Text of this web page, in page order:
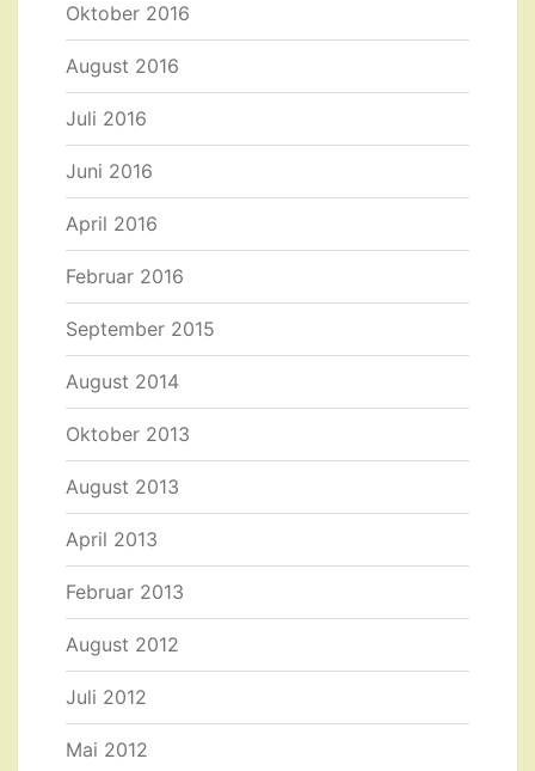
Oktober 2016
August 2016
Juli 2016
Juni 2016
April 2016
Februar 2016
September 2015
August 2014
Oktober 2013
August 2013
April 2013
Februar 2013
August 2012
Juli 2012
Mai 2012